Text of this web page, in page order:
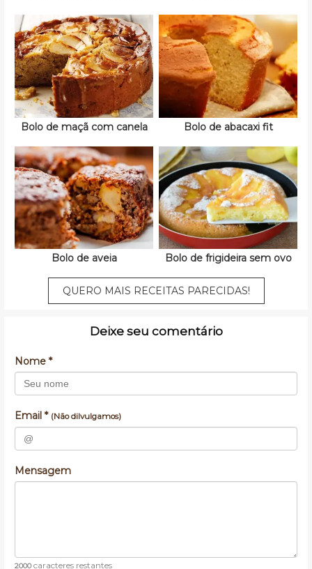
Bolo de maçã com canela Bolo de abacaxi fit
Bolo de aveia Bolo de frigideira sem ovo
QUERO MAIS RECEITAS PARECIDAS!
Deixe seu comentário
Nome *
Email * (Não dilvulgamos)
Mensagem
2000caracteres restantes